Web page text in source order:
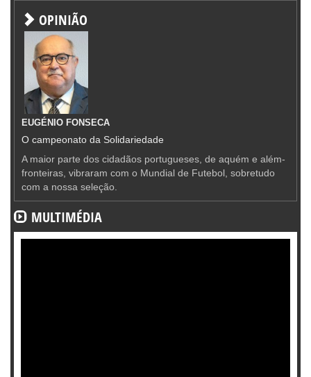
OPINIÃO
EUGÉNIO FONSECA
O campeonato da Solidariedade
A maior parte dos cidadãos portugueses, de aquém e além-
fronteiras, vibraram com o Mundial de Futebol, sobretudo
com a nossa seleção.
MULTIMÉDIA